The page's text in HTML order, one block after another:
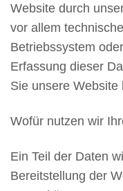
Website durch
vor allem
Betriebssystem
Erfassung dieser
Sie unsere Website
Wofür nutzen wir
Ein Teil der Daten
Bereitstellung der